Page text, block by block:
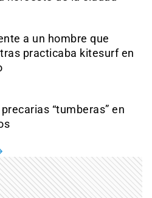
a un hombre que
practicaba kitesurf en
“tumberas” en